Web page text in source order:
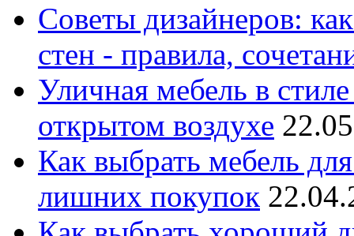
Советы дизайнеров:
стен - правила,
Уличная мебель в
открытом воздухе
Как выбрать мебель
лишних покупок